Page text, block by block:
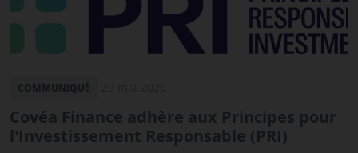
Covéa Finance adhère aux Principes pour
l'Investissement Responsable (PRI)